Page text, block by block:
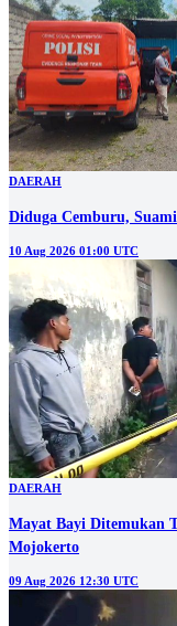
DAERAH
Diduga Cemburu,
10 Aug 2026 01:00 UTC
DAERAH
Mayat Bayi Ditemukan
Mojokerto
09 Aug 2026 12:30 UTC